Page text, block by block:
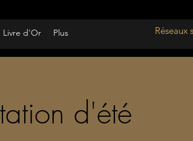
Livre d'Or Plus Réseaux
d'été